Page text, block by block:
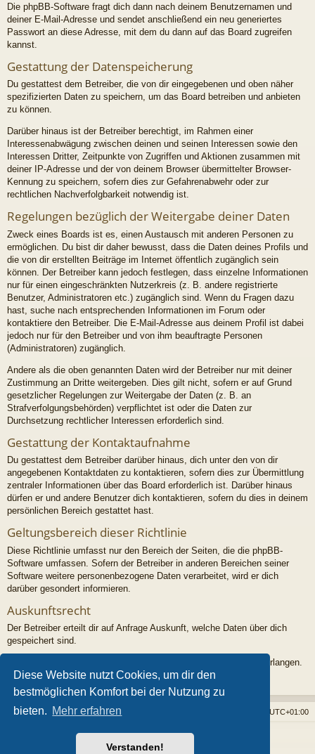
Diese Website nutzt Cookies, um dir den
bestmöglichen Komfort bei der Nutzung zu
bieten. Mehr erfahren
Verstanden!
Die phpBB-Software fragt dich dann nach deinem Benutzernamen und
deiner E-Mail-Adresse und sendet anschließend ein neu generiertes
Passwort an diese Adresse, mit dem du dann auf das Board zugreifen
kannst.
Gestattung der Datenspeicherung
Du gestattest dem Betreiber, die von dir eingegebenen und oben näher
spezifizierten Daten zu speichern, um das Board betreiben und anbieten
zu können.
Darüber hinaus ist der Betreiber berechtigt, im Rahmen einer
Interessenabwägung zwischen deinen und seinen Interessen sowie den
Interessen Dritter, Zeitpunkte von Zugriffen und Aktionen zusammen mit
deiner IP-Adresse und der von deinem Browser übermittelter Browser-
Kennung zu speichern, sofern dies zur Gefahrenabwehr oder zur
rechtlichen Nachverfolgbarkeit notwendig ist.
Regelungen bezüglich der Weitergabe deiner Daten
Zweck eines Boards ist es, einen Austausch mit anderen Personen zu
ermöglichen. Du bist dir daher bewusst, dass die Daten deines Profils und
die von dir erstellten Beiträge im Internet öffentlich zugänglich sein
können. Der Betreiber kann jedoch festlegen, dass einzelne Informationen
nur für einen eingeschränkten Nutzerkreis (z. B. andere registrierte
Benutzer, Administratoren etc.) zugänglich sind. Wenn du Fragen dazu
hast, suche nach entsprechenden Informationen im Forum oder
kontaktiere den Betreiber. Die E-Mail-Adresse aus deinem Profil ist dabei
jedoch nur für den Betreiber und von ihm beauftragte Personen
(Administratoren) zugänglich.
Andere als die oben genannten Daten wird der Betreiber nur mit deiner
Zustimmung an Dritte weitergeben. Dies gilt nicht, sofern er auf Grund
gesetzlicher Regelungen zur Weitergabe der Daten (z. B. an
Strafverfolgungsbehörden) verpflichtet ist oder die Daten zur
Durchsetzung rechtlicher Interessen erforderlich sind.
Gestattung der Kontaktaufnahme
Du gestattest dem Betreiber darüber hinaus, dich unter den von dir
angegebenen Kontaktdaten zu kontaktieren, sofern dies zur Übermittlung
zentraler Informationen über das Board erforderlich ist. Darüber hinaus
dürfen er und andere Benutzer dich kontaktieren, sofern du dies in deinem
persönlichen Bereich gestattet hast.
Geltungsbereich dieser Richtlinie
Diese Richtlinie umfasst nur den Bereich der Seiten, die die phpBB-
Software umfassen. Sofern der Betreiber in anderen Bereichen seiner
Software weitere personenbezogene Daten verarbeitet, wird er dich
darüber gesondert informieren.
Auskunftsrecht
Der Betreiber erteilt dir auf Anfrage Auskunft, welche Daten über dich
gespeichert sind.
Du kannst jederzeit die Löschung bzw. Sperrung deiner Daten verlangen.
Kontaktiere hierzu bitte den Betreiber.
Foren-Übersicht UTC+01:00
Powered byphpBB® Forum Software © phpBB Limited
Style vonArty- phpBB 3.3 von MrGaby